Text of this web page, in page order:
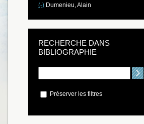
(-) Dumenieu, Alain
RECHERCHE DANS
BIBLIOGRAPHIE
Préserver les filtres